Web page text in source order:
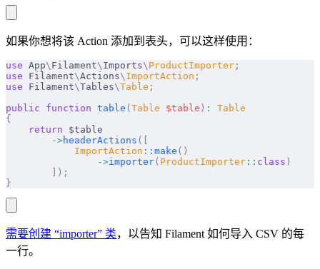
如果你想将该 Action 添加到表头，可以这样使用：
use App\ Filament\ Imports\ ProductImporter ;
use Filament\Actions\ ImportAction ;
use Filament\Tables\Table ;
public function table ( Table $table ) :
Table
{
    return
$table
        ->
headerActions ([
            ImportAction
:: make ()
                ->
importer( ProductImporter :: class )
        ]);
}
需要创建 “importer” 类，以告知 Filament 如何导入 CSV 的每
一行。